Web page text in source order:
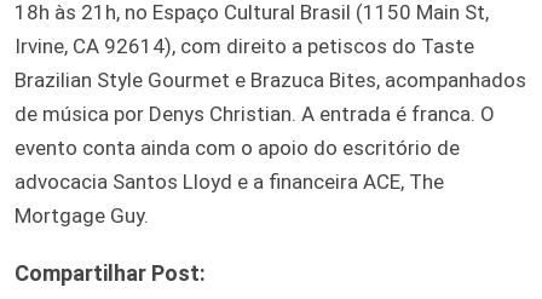
18h às 21h, no Espaço Cultural Brasil (1150 Main St,
Irvine, CA 92614), com direito a petiscos do Taste
Brazilian Style Gourmet e Brazuca Bites, acompanhados
de música por Denys Christian. A entrada é franca. O
evento conta ainda com o apoio do escritório de
advocacia Santos Lloyd e a financeira ACE, The
Mortgage Guy.
Compartilhar Post: